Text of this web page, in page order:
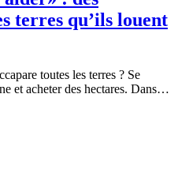
terres qu’ils louent
toutes les terres ? Se
et acheter des hectares. Dans…